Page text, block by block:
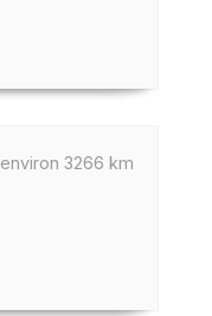
environ 3266 km